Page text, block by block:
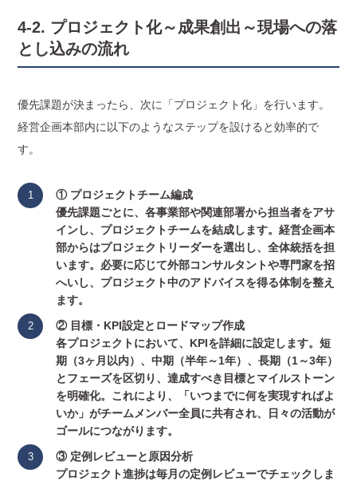
4-2. プロジェクト化～成果創出～現場への落
とし込みの流れ
優先課題が決まったら、次に「プロジェクト化」を行います。
経営企画本部内に以下のようなステップを設けると効率的で
す。
① プロジェクトチーム編成
優先課題ごとに、各事業部や関連部署から担当者をアサ
インし、プロジェクトチームを結成します。経営企画本
部からはプロジェクトリーダーを選出し、全体統括を担
います。必要に応じて外部コンサルタントや専門家を招
へいし、プロジェクト中のアドバイスを得る体制を整え
ます。
② 目標・KPI設定とロードマップ作成
各プロジェクトにおいて、KPIを詳細に設定します。短
期（3ヶ月以内）、中期（半年～1年）、長期（1～3年）
とフェーズを区切り、達成すべき目標とマイルストーン
を明確化。これにより、「いつまでに何を実現すればよ
いか」がチームメンバー全員に共有され、日々の活動が
ゴールにつながります。
③ 定例レビューと原因分析
プロジェクト進捗は毎月の定例レビューでチェックしま